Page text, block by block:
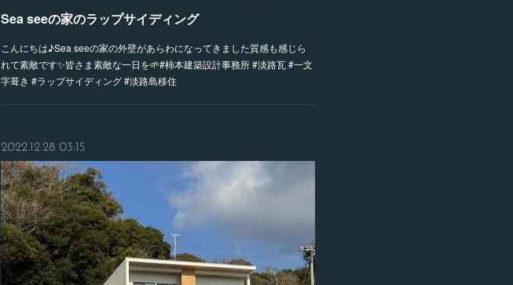
Sea seeの家のラップサイディング
こんにちは♪Sea seeの家の外壁があらわになってきました質感も感じら
れて素敵です✨皆さま素敵な一日を🌱#柿本建築設計事務所 #淡路瓦 #一文
字葺き #ラップサイディング #淡路島移住
2022.12.28 03:15